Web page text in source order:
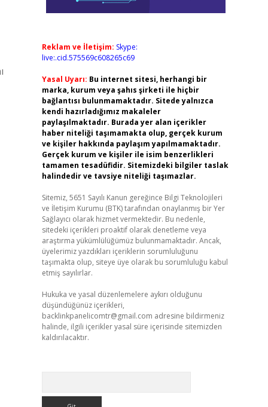
Reklam ve İletişim: Skype:
live:.cid.575569c608265c69
Yasal Uyarı: Bu internet sitesi, herhangi bir
marka, kurum veya şahıs şirketi ile hiçbir
bağlantısı bulunmamaktadır. Sitede yalnızca
kendi hazırladığımız makaleler
paylaşılmaktadır. Burada yer alan içerikler
haber niteliği taşımamakta olup, gerçek kurum
ve kişiler hakkında paylaşım yapılmamaktadır.
Gerçek kurum ve kişiler ile isim benzerlikleri
tamamen tesadüfidir. Sitemizdeki bilgiler taslak
halindedir ve tavsiye niteliği taşımazlar.
Sitemiz, 5651 Sayılı Kanun gereğince Bilgi Teknolojileri
ve İletişim Kurumu (BTK) tarafından onaylanmış bir Yer
Sağlayıcı olarak hizmet vermektedir. Bu nedenle,
sitedeki içerikleri proaktif olarak denetleme veya
araştırma yükümlülüğümüz bulunmamaktadır. Ancak,
üyelerimiz yazdıkları içeriklerin sorumluluğunu
taşımakta olup, siteye üye olarak bu sorumluluğu kabul
etmiş sayılırlar.
Hukuka ve yasal düzenlemelere aykırı olduğunu
düşündüğünüz içerikleri,
backlinkpanelicomtr@gmail.com adresine bildirmeniz
halinde, ilgili içerikler yasal süre içerisinde sitemizden
kaldırılacaktır.